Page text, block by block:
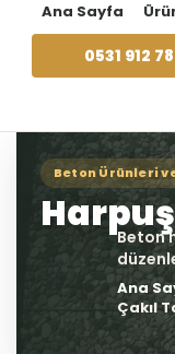
Ana Sayfa
0531 912 78
Ana
Çakıl